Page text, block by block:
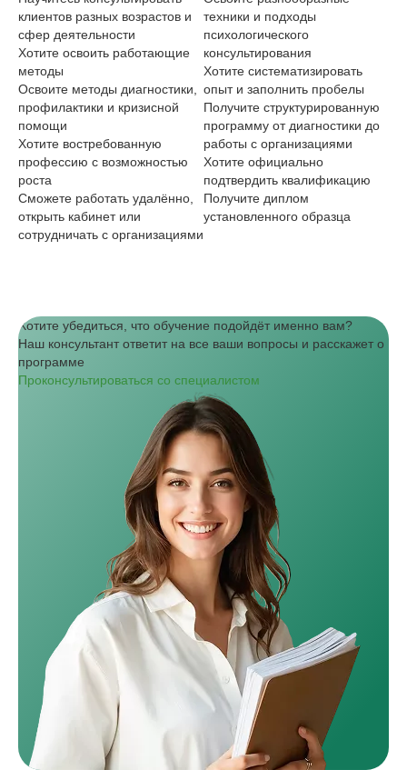
клиентов разных возрастов и
сфер деятельности
Хотите освоить работающие
методы
Освоите методы диагностики,
профилактики и кризисной
помощи
Хотите востребованную
профессию с возможностью
роста
Сможете работать удалённо,
открыть кабинет или
сотрудничать с организациями
техники и подходы
психологического
консультирования
Хотите систематизировать
опыт и заполнить пробелы
Получите структурированную
программу от диагностики до
работы с организациями
Хотите официально
подтвердить квалификацию
Получите диплом
установленного образца
Хотите убедиться, что обучение подойдёт именно вам?
Наш консультант ответит на все ваши вопросы и расскажет о
программе
Проконсультироваться со специалистом